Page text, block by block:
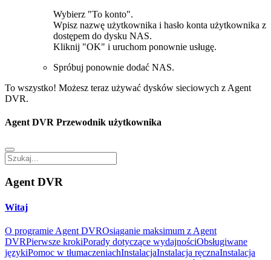
Wybierz "To konto".
Wpisz nazwę użytkownika i hasło konta użytkownika z
dostępem do dysku NAS.
Kliknij "OK" i uruchom ponownie usługę.
Spróbuj ponownie dodać NAS.
To wszystko! Możesz teraz używać dysków sieciowych z Agent
DVR.
Agent DVR Przewodnik użytkownika
Agent DVR
Witaj
O programie Agent DVROsiąganie maksimum z Agent
DVRPierwsze krokiPorady dotyczące wydajnościObsługiwane
językiPomoc w tłumaczeniachInstalacjaInstalacja ręcznaInstalacja